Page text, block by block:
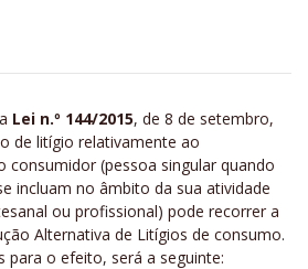
Lei n.º 144/2015, de 8 de setembro,
de litígio relativamente ao
consumidor (pessoa singular quando
incluam no âmbito da sua atividade
ou profissional) pode recorrer a
Alternativa de Litígios de consumo.
para o efeito, será a seguinte: